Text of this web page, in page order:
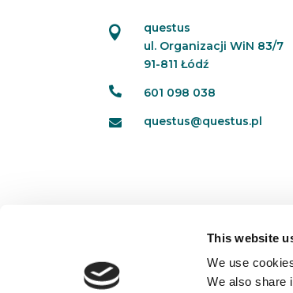
This website
We use
We also share

questus
ul. Organizacji WiN 83/7
91-811 Łódź
 601 098 038
 questus@questus.pl